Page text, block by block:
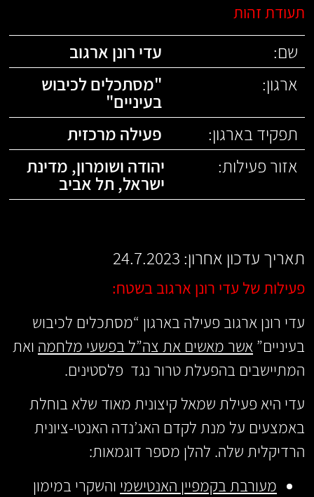
תעודת זהות
שם:
עדי רונן ארגוב
ארגון:
"מסתכלים לכיבוש
בעיניים"
תפקיד בארגון:
פעילה מרכזית
אזור פעילות:
יהודה ושומרון, מדינת
ישראל, תל אביב
תאריך עדכון אחרון: 24.7.2023
פעילות של עדי רונן ארגוב בשטח:
עדי רונן ארגוב פעילה בארגון “מסתכלים לכיבוש
בעיניים” אשר מאשים את צה”ל בפשעי מלחמה ואת
המתיישבים בהפעלת טרור נגד פלסטינים.
עדי היא פעילת שמאל קיצונית מאוד שלא בוחלת
באמצעים על מנת לקדם האג’נדה האנטי-ציונית
הרדיקלית שלה. להלן מספר דוגמאות:
מעורבת בקמפיין האנטישמי והשקרי במימון